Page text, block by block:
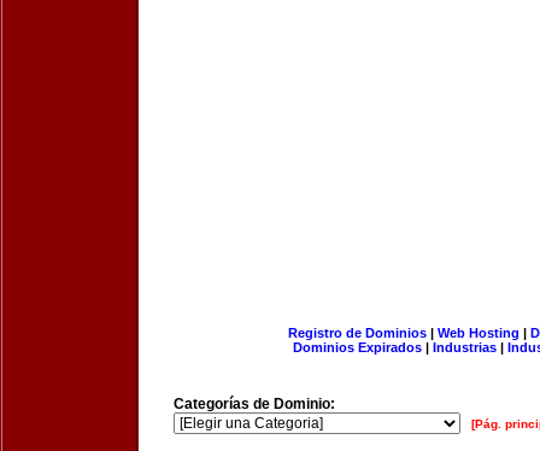
Registro de Dominios| Web Hosting |
Dominios Expirados | Industrias |
Categorías de Dominio:
[Pág.